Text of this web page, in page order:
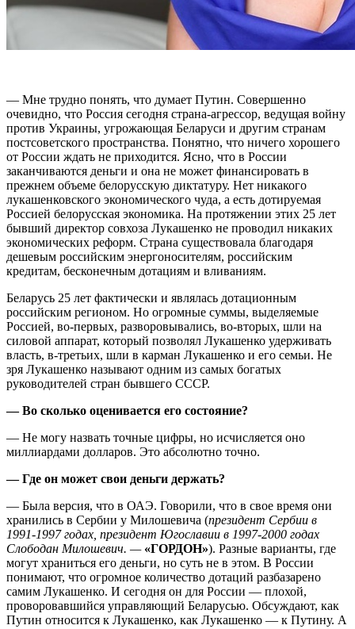
— Мне трудно понять, что думает Путин. Совершенно
очевидно, что Россия сегодня страна-агрессор, ведущая войну
против Украины, угрожающая Беларуси и другим странам
постсоветского пространства. Понятно, что ничего хорошего
от России ждать не приходится. Ясно, что в России
заканчиваются деньги и она не может финансировать в
прежнем объеме белорусскую диктатуру. Нет никакого
лукашенковского экономического чуда, а есть дотируемая
Россией белорусская экономика. На протяжении этих 25 лет
бывший директор совхоза Лукашенко не проводил никаких
экономических реформ. Страна существовала благодаря
дешевым российским энергоносителям, российским
кредитам, бесконечным дотациям и вливаниям.
Беларусь 25 лет фактически и являлась дотационным
российским регионом. Но огромные суммы, выделяемые
Россией, во-первых, разворовывались, во-вторых, шли на
силовой аппарат, который позволял Лукашенко удерживать
власть, в-третьих, шли в карман Лукашенко и его семьи. Не
зря Лукашенко называют одним из самых богатых
руководителей стран бывшего СССР.
— Во сколько оценивается его состояние?
— Не могу назвать точные цифры, но исчисляется оно
миллиардами долларов. Это абсолютно точно.
— Где он может свои деньги держать?
— Была версия, что в ОАЭ. Говорили, что в свое время они
хранились в Сербии у Милошевича (президент Сербии в
1991-1997 годах, президент Югославии в 1997-2000 годах
Слободан Милошевич. — «ГОРДОН»). Разные варианты, где
могут храниться его деньги, но суть не в этом. В России
понимают, что огромное количество дотаций разбазарено
самим Лукашенко. И сегодня он для России — плохой,
проворовавшийся управляющий Беларусью. Обсуждают, как
Путин относится к Лукашенко, как Лукашенко — к Путину. А